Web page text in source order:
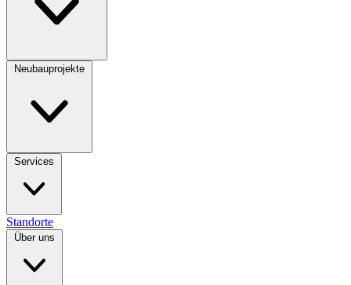
Neubauprojekte
Services
Standorte
Über uns